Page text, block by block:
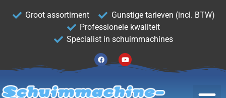
Groot assortiment
Gunstige tarieven (incl. BTW)
Professionele kwaliteit
Specialist in schuimmachines